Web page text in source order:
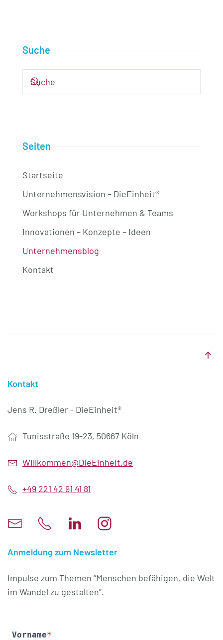
Suche
Seiten
Startseite
Unternehmensvision – DieEinheit®
Workshops für Unternehmen & Teams
Innovationen – Konzepte – Ideen
Unternehmensblog
Kontakt
Kontakt
Jens R. Dreßler - DieEinheit®
Tunisstraße 19-23, 50667 Köln
Willkommen@DieEinheit.de
+49 221 42 91 41 81
Anmeldung zum Newsletter
Impulse zum Themen “Menschen befähigen, die Welt
im Wandel zu gestalten”.